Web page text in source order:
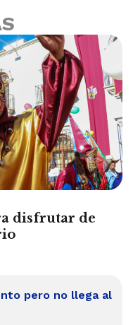
disfrutar de
pero no llega al